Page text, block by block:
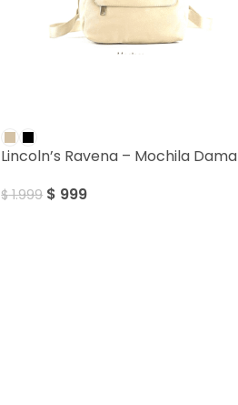
Lincoln’s Ravena – Mochila Dama
$1.999 $ 999